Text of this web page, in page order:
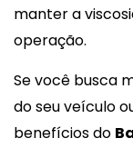
manter a
operação.
Se você busca
do seu veículo
benefícios do